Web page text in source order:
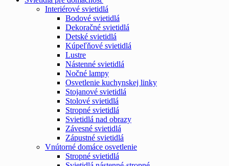
Interiérové svietidlá
Bodové svietidlá
Dekoračné svietidlá
Detské svietidlá
Kúpeľňové svietidlá
Lustre
Nástenné svietidlá
Nočné lampy
Osvetlenie kuchynskej linky
Stojanové svietidlá
Stolové svietidlá
Stropné svietidlá
Svietidlá nad obrazy
Závesné svietidlá
Zápustné svietidlá
Vnútorné domáce osvetlenie
Stropné svietidlá